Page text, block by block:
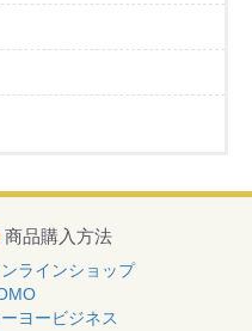
商品購入方法
ラインショップ
ヨービジネス